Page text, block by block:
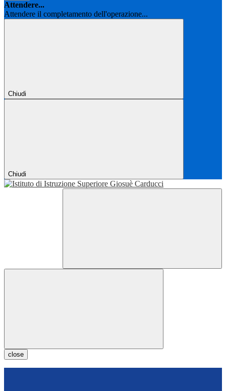
Attendere...
Attendere il completamento dell'operazione...
Chiudi
Chiudi
close